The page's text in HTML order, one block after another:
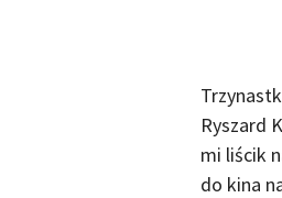
Ryszard
mi liścik
do kina